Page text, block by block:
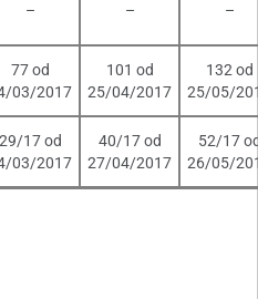
– – –
77 od
03/2017
101 od
25/04/2017
132 od
25/05/
29/17 od
03/2017
40/17 od
27/04/2017
52/17
26/05/